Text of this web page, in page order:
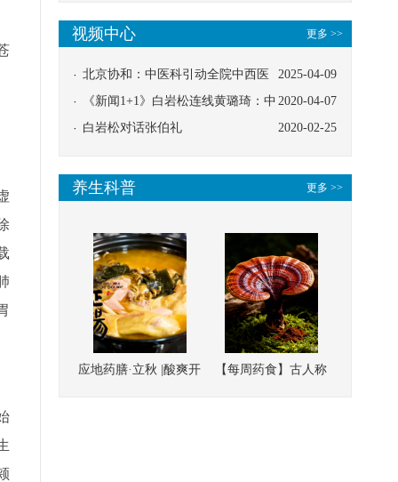
更多 >>
视频中心
2025-04-09
北京协和：中医科引动全院中西医
协同
2020-04-07
《新闻1+1》白岩松连线黄璐琦：中
医救治的临床效果
2020-02-25
白岩松对话张伯礼
更多 >>
养生科普
应地药膳·立秋 |酸爽开
【每周药食】古人称